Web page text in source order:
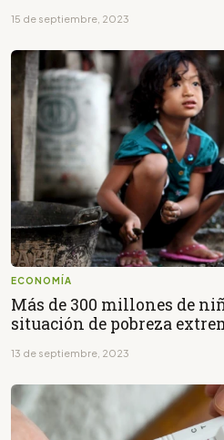
15 de septiembre, 2023
ECONOMÍA
Más de 300 millones de
situación de pobreza
13 de septiembre, 2023